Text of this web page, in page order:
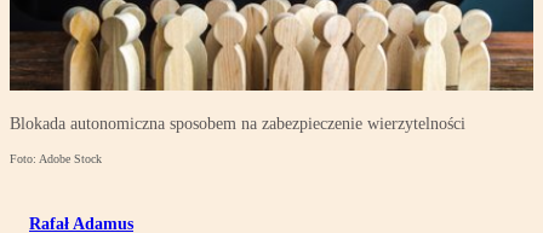
Blokada autonomiczna sposobem na zabezpieczenie wierzytelności
Foto: Adobe Stock
Rafał Adamus